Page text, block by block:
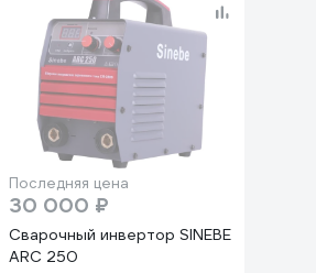
Последняя цена
30 000 ₽
Сварочный инвертор SINEBE
ARC 250